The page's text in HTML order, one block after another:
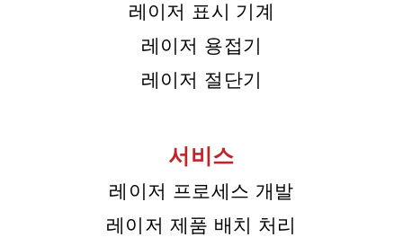
레이저 표시 기계
레이저 용접기
레이저 절단기
서비스
레이저 프로세스 개발
레이저 제품 배치 처리